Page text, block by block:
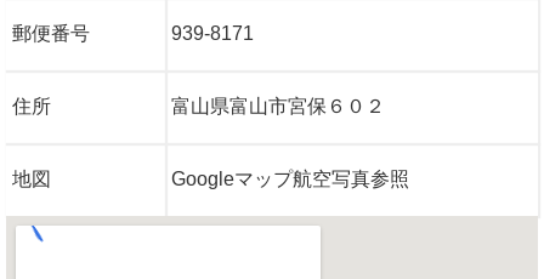
郵便番号 939-8171
住所 富山県富山市宮保６０２
地図 Googleマップ航空写真参照